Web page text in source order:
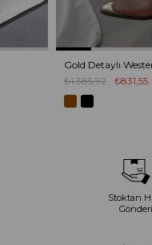
Gold Detaylı
₺831,55
₺1.385,92
Stoktan
Gönderi